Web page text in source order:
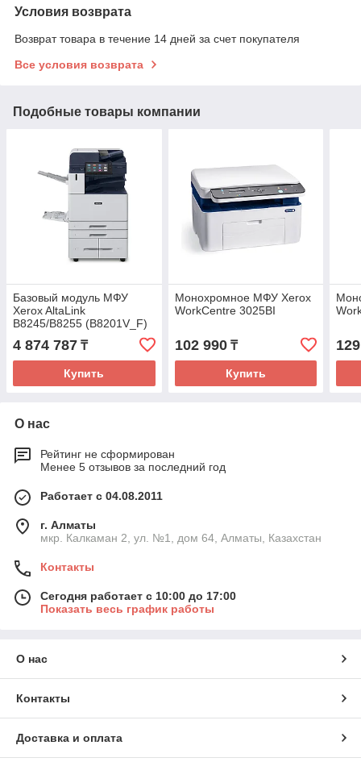
Условия возврата
Возврат товара в течение 14 дней за счет покупателя
Все условия возврата
Подобные товары компании
Базовый модуль МФУ
Xerox AltaLink
B8245/B8255 (B8201V_F)
4 874 787 ₸
Купить
Монохромное МФУ Xerox
WorkCentre 3025BI
102 990₸
Купить
О нас
Рейтинг не сформирован
Менее 5 отзывов за последний год
Работает с 04.08.2011
г. Алматы
мкр. Калкаман 2, ул. №1, дом 64, Алматы, Казахстан
Контакты
Сегодня работает с 10:00 до 17:00
Показать весь график работы
О нас
Контакты
Доставка и оплата